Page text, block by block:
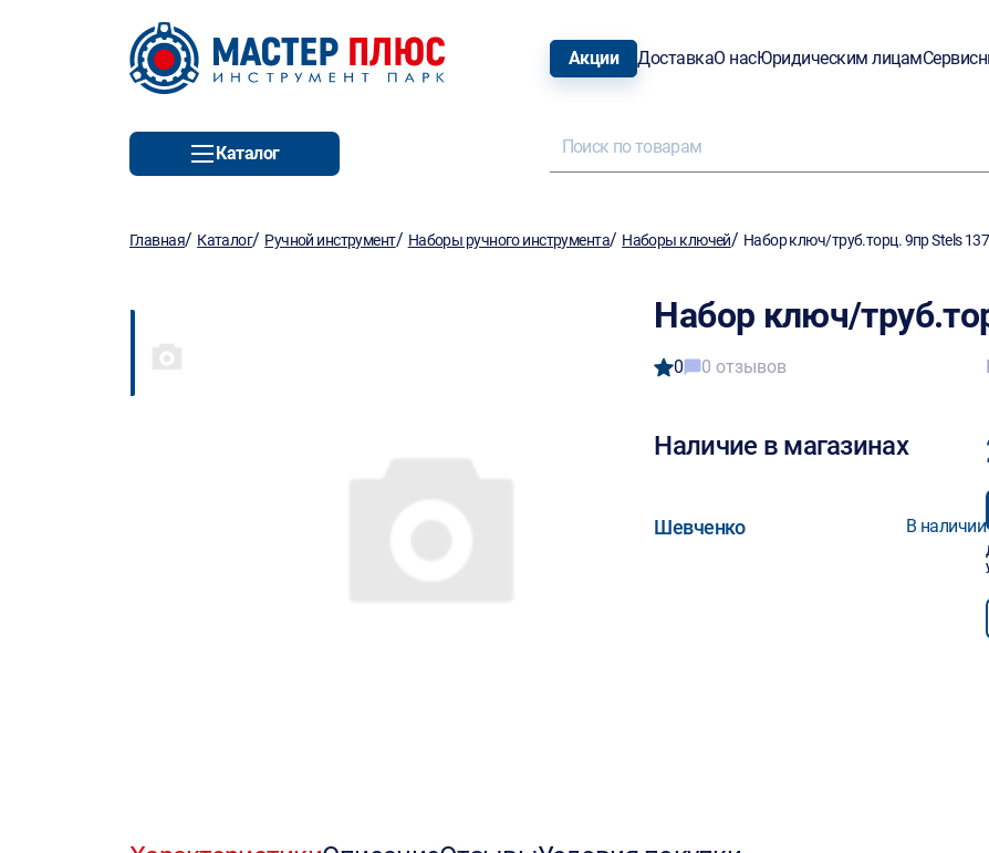
Акции ДоставкаО насЮридическим лицам
Каталог
Главная/ Каталог/ Ручной инструмент/ Наборы ручного инструмента/ Наборы ключей/ Набор ключ/труб.торц. 9пр Stels
Набор ключ/
0 0 отзывов
Наличие в магазинах
Шевченко В наличии